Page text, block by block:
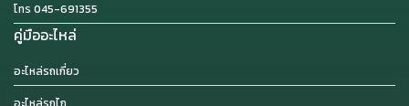
โทร 045-691355
คู่มืออะไหล่
อะไหล่รถเกี่ยว